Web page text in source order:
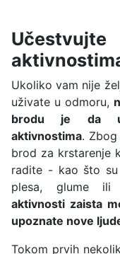
Ukoliko vam nije
uživate u odmoru,
brodu je da
aktivnostima.
brod za krstarenje
radite - kao što su
plesa, glume
aktivnosti zaista
upoznate nove
Tokom prvih